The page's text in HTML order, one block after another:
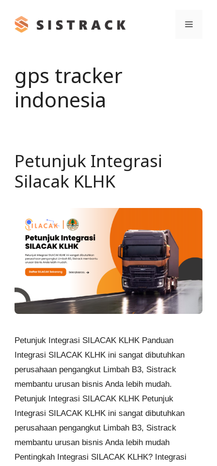
content
Menu
gps tracker
indonesia
Petunjuk Integrasi
Silacak KLHK
Petunjuk Integrasi SILACAK KLHK Panduan
Integrasi SILACAK KLHK ini sangat dibutuhkan
perusahaan pengangkut Limbah B3, Sistrack
membantu urusan bisnis Anda lebih mudah.
Petunjuk Integrasi SILACAK KLHK Petunjuk
Integrasi SILACAK KLHK ini sangat dibutuhkan
perusahaan pengangkut Limbah B3, Sistrack
membantu urusan bisnis Anda lebih mudah
Pentingkah Integrasi SILACAK KLHK? Integrasi